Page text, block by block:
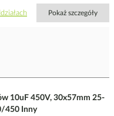
Pokaż szczegóły
10uF 450V, 30x57mm 25-
450 Inny